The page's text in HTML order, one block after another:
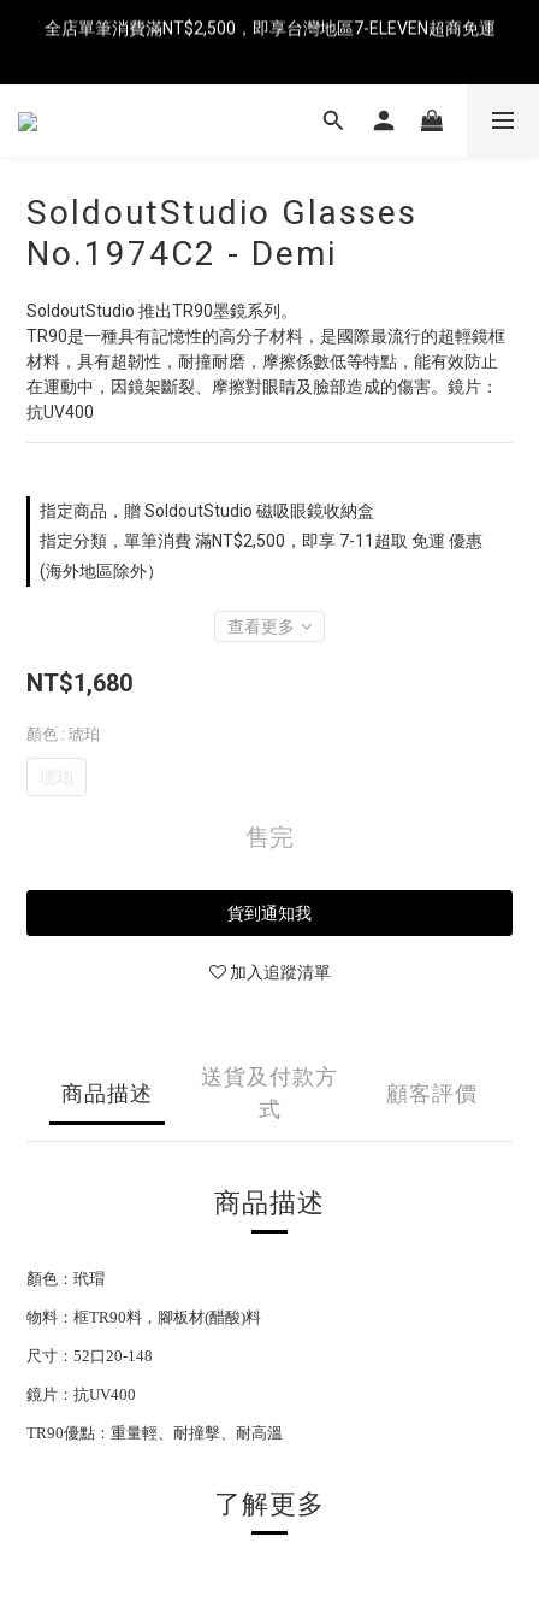
即日起消費滿NT$8,000免運（中國、香港、澳門、新加坡、馬來
即日起消費滿NT$8,000免運（中國、香港、澳門、新加坡、馬來
SoldoutStudio Glasses
No.1974C2 - Demi
SoldoutStudio 推出TR90墨鏡系列。
TR90是一種具有記憶性的高分子材料，是國際最流行的超輕鏡框
材料，具有超韌性，耐撞耐磨，摩擦係數低等特點，能有效防止
在運動中，因鏡架斷裂、摩擦對眼睛及臉部造成的傷害。鏡片：
抗UV400
指定商品，贈 SoldoutStudio 磁吸眼鏡收納盒
指定分類，單筆消費 滿NT$2,500，即享 7-11超取 免運 優惠
(海外地區除外）
查看更多
NT$1,680
顏色 : 琥珀
琥珀
售完
貨到通知我
加入追蹤清單
商品描述
送貨及付款方
式
顧客評價
商品描述
顏色：玳瑁
物料：框TR90料，腳板材(醋酸)料
尺寸：52口20-148
鏡片：抗UV400
TR90優點：重量輕、耐撞擊、耐高溫
了解更多